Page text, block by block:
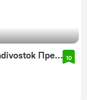
Апартаменты Central Place Vladivostok Премиум с видом на Мосты и Залив (4) 10